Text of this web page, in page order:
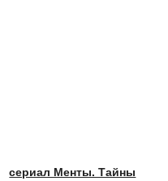
сериал Менты. Тайны